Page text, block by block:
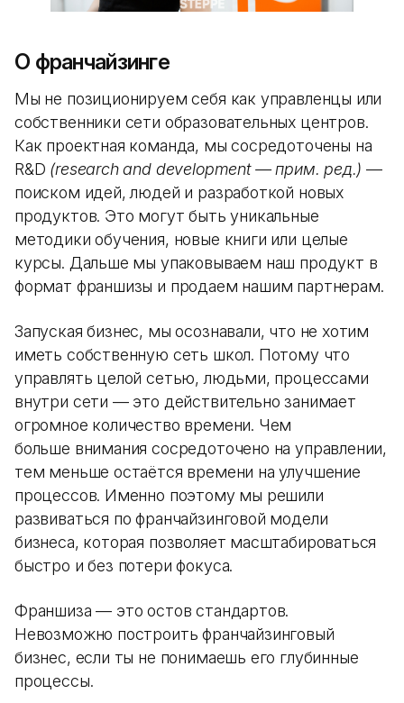
О франчайзинге
Мы не позиционируем себя как управленцы или
собственники сети образовательных центров.
Как проектная команда, мы сосредоточены на
R&D (research and development — прим. ред.) —
поиском идей, людей и разработкой новых
продуктов. Это могут быть уникальные
методики обучения, новые книги или целые
курсы. Дальше мы упаковываем наш продукт в
формат франшизы и продаем нашим партнерам.
Запуская бизнес, мы осознавали, что не хотим
иметь собственную сеть школ. Потому что
управлять целой сетью, людьми, процессами
внутри сети — это действительно занимает
огромное количество времени. Чем
больше внимания сосредоточено на управлении,
тем меньше остаётся времени на улучшение
процессов. Именно поэтому мы решили
развиваться по франчайзинговой модели
бизнеса, которая позволяет масштабироваться
быстро и без потери фокуса.
Франшиза — это остов стандартов.
Невозможно построить франчайзинговый
бизнес, если ты не понимаешь его глубинные
процессы.